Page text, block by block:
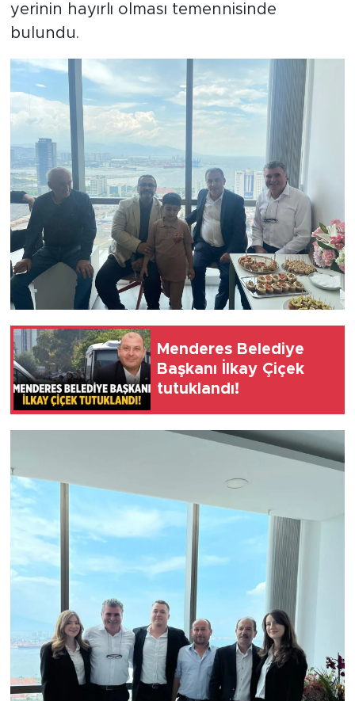
yerinin hayırlı olması temennisinde
bulundu.
Menderes Belediye
Başkanı İlkay Çiçek
tutuklandı!